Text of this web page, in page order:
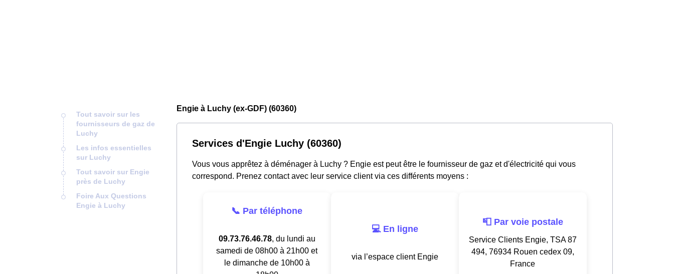
Tout savoir sur les
fournisseurs de gaz de
Luchy
Les infos essentielles
sur Luchy
Tout savoir sur Engie
près de Luchy
Foire Aux Questions
Engie à Luchy
Engie à Luchy (ex-GDF) (60360)
Services d'Engie Luchy (60360)
Vous vous apprêtez à déménager à Luchy ? Engie est peut être le fournisseur de gaz et d'électricité qui vous
correspond. Prenez contact avec leur service client via ces différents moyens :
📞 Par téléphone
09.73.76.46.78, du lundi au
samedi de 08h00 à 21h00 et
le dimanche de 10h00 à
💻 En ligne
via l’espace client Engie
📮 Par voie postale
Service Clients Engie, TSA 87
494, 76934 Rouen cedex 09,
France